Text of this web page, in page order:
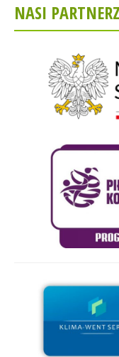
NASI